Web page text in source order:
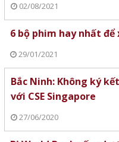
02/08/2021
6 bộ phim hay nhất
29/01/2021
Bắc Ninh: Không ký
với CSE Singapore
27/06/2020